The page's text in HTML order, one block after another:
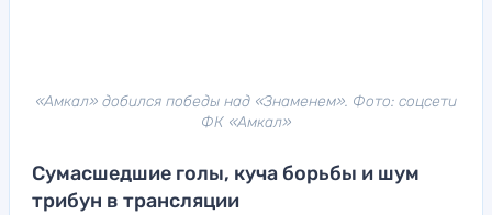
«Амкал» добился победы над «Знаменем». Фото: соцсети
ФК «Амкал»
Сумасшедшие голы, куча борьбы и шум
трибун в трансляции